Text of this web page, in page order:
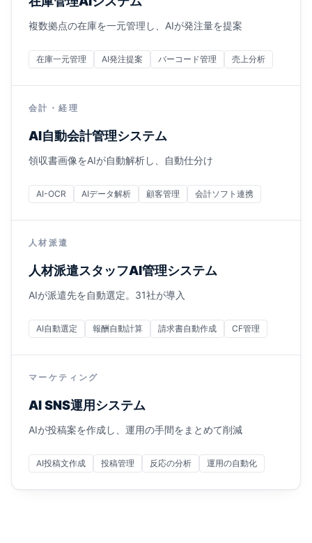
複数拠点の在庫を一元管理し、AIが発注量を提案
在庫一元管理 AI発注提案 バーコード管理 売上分析
会計・経理
AI自動会計管理システム
領収書画像をAIが自動解析し、自動仕分け
AI-OCR AIデータ解析 顧客管理 会計ソフト連携
人材派遣
人材派遣スタッフAI管理システム
AIが派遣先を自動選定。31社が導入
AI自動選定 報酬自動計算 請求書自動作成 CF管理
マーケティング
AI SNS運用システム
AIが投稿案を作成し、運用の手間をまとめて削減
AI投稿文作成 投稿管理 反応の分析 運用の自動化